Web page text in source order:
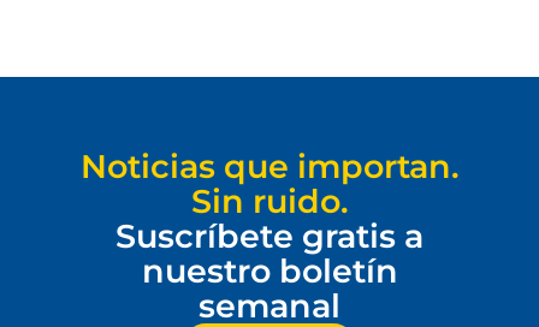
Noticias que importan.
Sin ruido.
Suscríbete gratis a
nuestro boletín
semanal